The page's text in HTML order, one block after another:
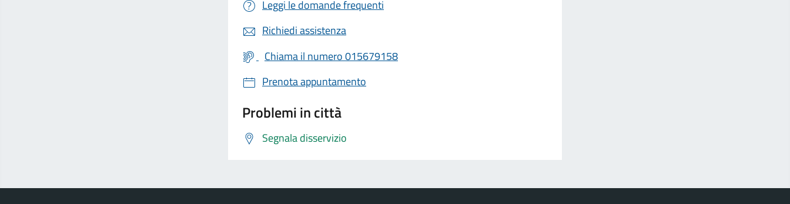
Leggi le domande frequenti
Richiedi assistenza
Chiama il numero 015679158
Prenota appuntamento
Problemi in città
Segnala disservizio